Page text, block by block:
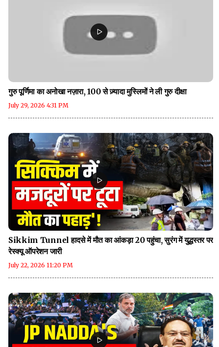
गुरु पूर्णिमा का अनोखा नज़ारा, 100 से ज़्यादा मुस्लिमों ने ली गुरु दीक्षा
July 29, 2026 4:31 PM
Sikkim Tunnel हादसे में मौत का आंकड़ा 20 पहुंचा, सुरंग में युद्धस्तर पर
रेस्क्यू ऑपरेशन जारी
July 22, 2026 11:20 PM